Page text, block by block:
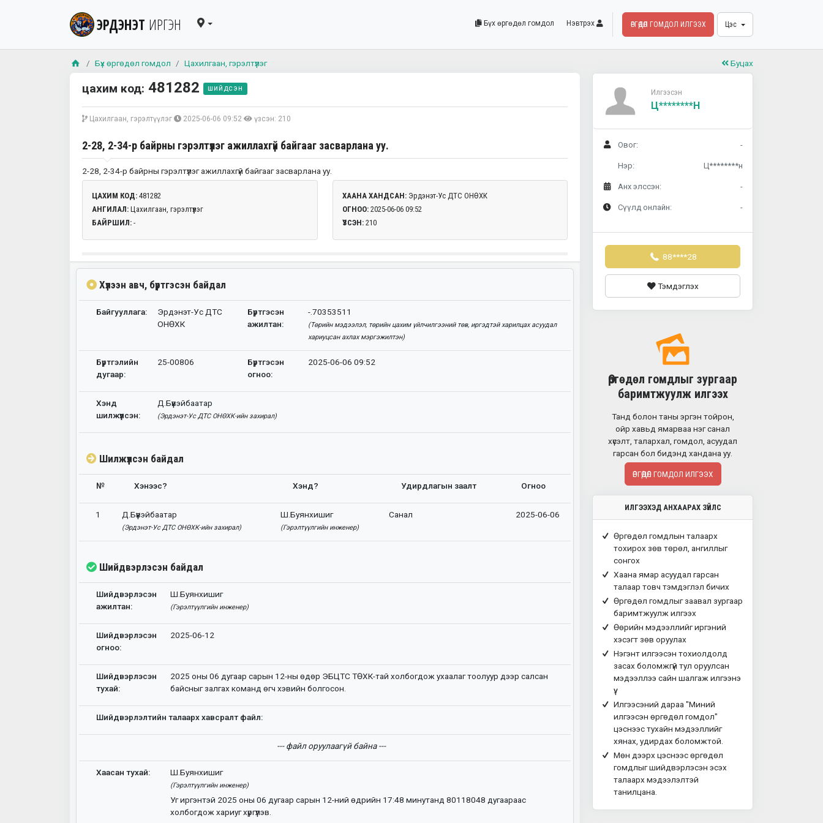
ЭРДЭНЭТ ИРГЭН Бүх өргөдөл гомдол Нэвтрэх ӨРГӨДӨЛ ГОМДОЛ ИЛГЭЭХ Цэс
Бүх өргөдөл гомдол Цахилгаан, гэрэлтүүлэг Буцах
цахим код: 481282 шийдсэн
Цахилгаан, гэрэлтүүлэг 2025-06-06 09:52 үзсэн: 210
2-28, 2-34-р байрны гэрэлтүүлэг ажиллахгүй байгааг засварлана уу.
2-28, 2-34-р байрны гэрэлтүүлэг ажиллахгүй байгааг засварлана уу.
ЦАХИМ КОД: 481282
АНГИЛАЛ: Цахилгаан, гэрэлтүүлэг
БАЙРШИЛ: -
ХААНА ХАНДСАН: Эрдэнэт-Ус ДТС ОНӨХК
ОГНОО: 2025-06-06 09:52
ҮЗСЭН: 210
Хүлээн авч, бүртгэсэн байдал
Байгууллага:
Эрдэнэт-Ус ДТС
ОНӨХК
Бүртгэсэн
ажилтан:
-.70353511
(Төрийн мэдээлэл, төрийн цахим үйлчилгээний төв, иргэдтэй харилцах асуудал
хариуцсан ахлах мэргэжилтэн)
Бүртгэлийн
дугаар:
25-00806
Бүртгэсэн
огноо:
2025-06-06 09:52
Хэнд
шилжүүлсэн:
Д.Бүүвэйбаатар
(Эрдэнэт-Ус ДТС ОНӨХК-ийн захирал)
Шилжүүлсэн байдал
№ Хэнээс? Хэнд? Удирдлагын заалт Огноо
1 Д.Бүүвэйбаатар
(Эрдэнэт-Ус ДТС ОНӨХК-ийн захирал)
Ш.Буянхишиг
(Гэрэлтүүлгийн инженер)
Санал 2025-06-06
Шийдвэрлэсэн байдал
Шийдвэрлэсэн
ажилтан:
Ш.Буянхишиг
(Гэрэлтүүлгийн инженер)
Шийдвэрлэсэн
огноо:
2025-06-12
Шийдвэрлэсэн
тухай:
2025 оны 06 дугаар сарын 12-ны өдөр ЭБЦТС ТӨХК-тай холбогдож ухаалаг тоолуур дээр салсан
байсныг залгах команд өгч хэвийн болгосон.
Шийдвэрлэлтийн талаарх хавсралт файл:
--- файл оруулаагүй байна ---
Хаасан тухай: Ш.Буянхишиг
(Гэрэлтүүлгийн инженер)
Уг иргэнтэй 2025 оны 06 дугаар сарын 12-ний өдрийн 17:48 минутанд 80118048 дугаараас
холбогдож хариуг хүргүүлэв.
Илгээсэн
Ц********н
Овог: -
Нэр: Ц********н
Анх элссэн: -
Сүүлд онлайн: -
88****28
Тэмдэглэх
Өргөдөл гомдлыг зургаар
баримтжуулж илгээх
Танд болон таны эргэн тойрон,
ойр хавьд ямарваа нэг санал
хүсэлт, талархал, гомдол, асуудал
гарсан бол бидэнд хандана уу.
ӨРГӨДӨЛ ГОМДОЛ ИЛГЭЭХ
ИЛГЭЭХЭД АНХААРАХ ЗҮЙЛС
Өргөдөл гомдлын талаарх
тохирох зөв төрөл, ангиллыг
сонгох
Хаана ямар асуудал гарсан
талаар товч тэмдэглэл бичих
Өргөдөл гомдлыг заавал зургаар
баримтжуулж илгээх
Өөрийн мэдээллийг иргэний
хэсэгт зөв оруулах
Нэгэнт илгээсэн тохиолдолд
засах боломжгүй тул оруулсан
мэдээллээ сайн шалгаж илгээнэ
үү.
Илгээсэний дараа "Миний
илгээсэн өргөдөл гомдол"
цэснээс тухайн мэдээллийг
хянах, удирдах боломжтой.
Мөн дээрх цэснээс өргөдөл
гомдлыг шийдвэрлэсэн эсэх
талаарх мэдээлэлтэй
танилцана.